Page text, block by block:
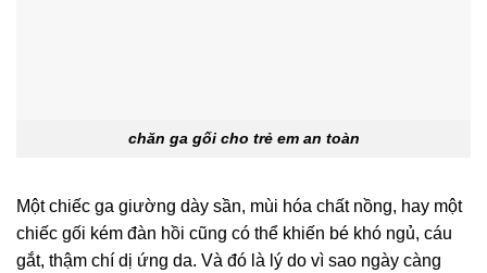
chăn ga gối cho trẻ em an toàn
Một chiếc ga giường dày sần, mùi hóa chất nồng, hay một
chiếc gối kém đàn hồi cũng có thể khiến bé khó ngủ, cáu
gắt, thậm chí dị ứng da. Và đó là lý do vì sao ngày càng